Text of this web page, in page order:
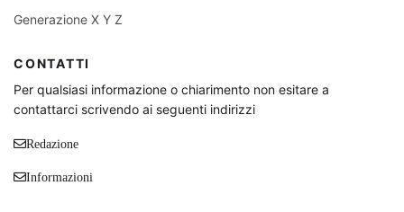
Generazione X Y Z
CONTATTI
Per qualsiasi informazione o chiarimento non esitare a
contattarci scrivendo ai seguenti indirizzi
Redazione
Informazioni